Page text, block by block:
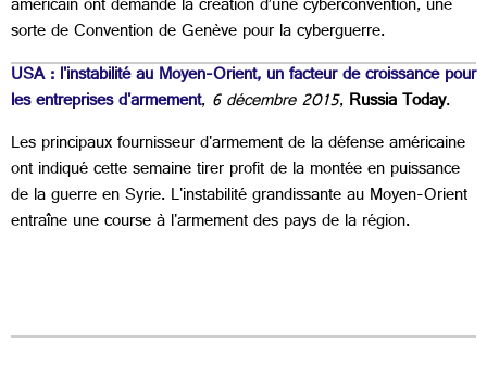
américain ont demandé la création d’une cyberconvention, une
sorte de Convention de Genève pour la cyberguerre.
USA : l'instabilité au Moyen-Orient, un facteur de croissance pour
les entreprises d'armement, 6 décembre 2015,Russia Today.
Les principaux fournisseur d'armement de la défense américaine
ont indiqué cette semaine tirer profit de la montée en puissance
de la guerre en Syrie. L'instabilité grandissante au Moyen-Orient
entraîne une course à l'armement des pays de la région.